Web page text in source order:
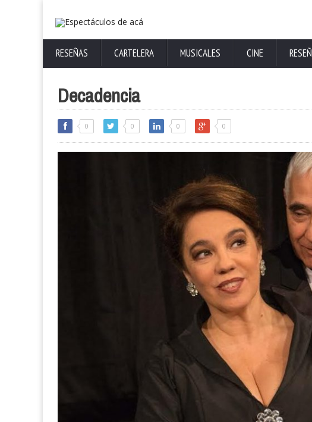
RESEÑAS CARTELERA MUSICALES CINE
Decadencia
0 0 0 0